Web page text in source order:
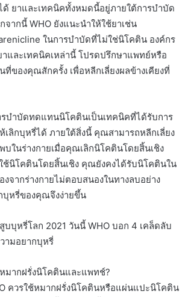
ยาและเทคนิคทั้งหมดนี้อยู่ภายใต้การบำบัด
ากนี้ WHO ยังแนะนำให้ใช้ยาเช่น
ในการบำบัดที่ไม่ใช่นิโคติน องค์กร
และเทคนิคเหล่านี้ โปรดปรึกษาแพทย์หรือ
ของคุณสักครั้ง เพื่อหลีกเลี่ยงผลข้างเคียงที่
บำบัดทดแทนนิโคตินเป็นเทคนิคที่ได้รับการ
เลิกบุหรี่ได้ ภายใต้สิ่งนี้ คุณสามารถหลีกเลี่ยง
ในร่างกายเมื่อคุณเลิกนิโคตินโดยสิ้นเชิง
ช้นิโคตินโดยสิ้นเชิง คุณยังคงได้รับนิโคตินใน
จากร่างกายไม่ตอบสนองในทางลบอย่าง
บุหรี่ของคุณจึงง่ายขึ้น
บบุหรี่โลก 2021 วันนี้ WHO บอก 4 เคล็ดลับ
ามอยากบุหรี่
มากฝรั่งนิโคตินและแพทช์?
ควรใช้หมากฝรั่งนิโคตินหรือแผ่นแปะนิโคติน